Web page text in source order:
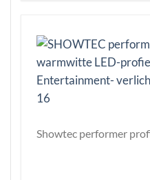
Showtec performer